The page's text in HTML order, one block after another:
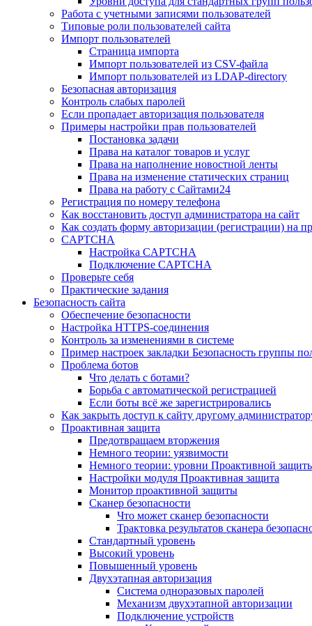
Работа с учетными записями пользователей
Типовые роли пользователей сайта
Импорт пользователей
Страница импорта
Импорт пользователей из CSV-файла
Импорт пользователей из LDAP-directory
Безопасная авторизация
Контроль слабых паролей
Если пропадает авторизация пользователя
Примеры настройки прав пользователей
Постановка задачи
Права на каталог товаров и услуг
Права на наполнение новостной ленты
Права на изменение статических страниц
Права на работу с Сайтами24
Регистрация по номеру телефона
Как восстановить доступ администратора на сайт
Как создать форму авторизации (регистрации) на
CAPTCHA
Настройка CAPTCHA
Подключение CAPTCHA
Проверьте себя
Практические задания
Безопасность сайта
Обеспечение безопасности
Настройка HTTPS-соединения
Контроль за изменениями в системе
Пример настроек закладки Безопасность группы
Проблема ботов
Что делать с ботами?
Борьба с автоматической регистрацией
Если боты всё же зарегистрировались
Как закрыть доступ к сайту другому
Проактивная защита
Предотвращаем вторжения
Немного теории: уязвимости
Немного теории: уровни Проактивной
Настройки модуля Проактивная защита
Монитор проактивной защиты
Сканер безопасности
Что может сканер безопасности
Трактовка результатов сканера
Стандартный уровень
Высокий уровень
Повышенный уровень
Двухэтапная авторизация
Система одноразовых паролей
Механизм двухэтапной авторизации
Подключение устройств